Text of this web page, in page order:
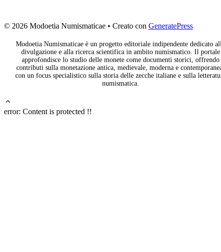
© 2026 Modoetia Numismaticae • Creato con GeneratePress
Modoetia Numismaticae è un progetto editoriale indipendente dedicato
divulgazione e alla ricerca scientifica in ambito numismatico. Il portale
approfondisce lo studio delle monete come documenti storici, offrendo
contributi sulla monetazione antica, medievale, moderna e
con un focus specialistico sulla storia delle zecche italiane e sulla
numismatica.
error: Content is protected !!